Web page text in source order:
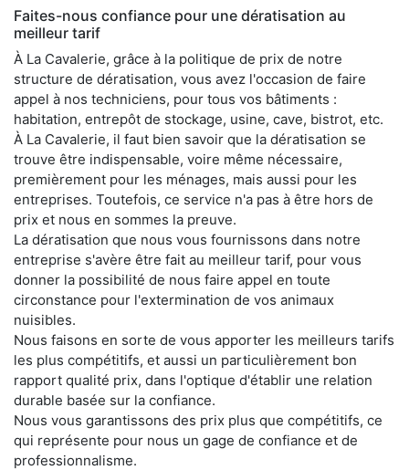
Faites-nous confiance pour une dératisation au
meilleur tarif
À La Cavalerie, grâce à la politique de prix de notre
structure de dératisation, vous avez l'occasion de faire
appel à nos techniciens, pour tous vos bâtiments :
habitation, entrepôt de stockage, usine, cave, bistrot, etc.
À La Cavalerie, il faut bien savoir que la dératisation se
trouve être indispensable, voire même nécessaire,
premièrement pour les ménages, mais aussi pour les
entreprises. Toutefois, ce service n'a pas à être hors de
prix et nous en sommes la preuve.
La dératisation que nous vous fournissons dans notre
entreprise s'avère être fait au meilleur tarif, pour vous
donner la possibilité de nous faire appel en toute
circonstance pour l'extermination de vos animaux
nuisibles.
Nous faisons en sorte de vous apporter les meilleurs tarifs
les plus compétitifs, et aussi un particulièrement bon
rapport qualité prix, dans l'optique d'établir une relation
durable basée sur la confiance.
Nous vous garantissons des prix plus que compétitifs, ce
qui représente pour nous un gage de confiance et de
professionnalisme.